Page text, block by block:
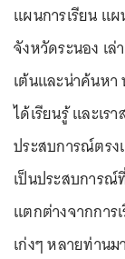
แผนการเรียน แ
จังหวัดระนอง เ
เต้นและน่าค้นหา
ได้เรียนรู้ และเร
ประสบการณ์ตรง
เป็นประสบการณ์
แตกต่างจากการ
เก่งๆ หลายท่าน